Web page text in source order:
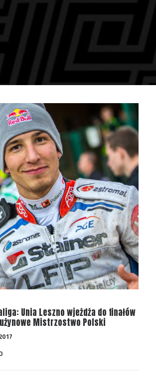
Unia Leszno wjeżdża do finałów
Mistrzostwo Polski